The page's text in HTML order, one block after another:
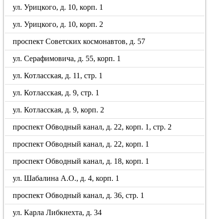
ул. Урицкого, д. 10, корп. 1
ул. Урицкого, д. 10, корп. 2
проспект Советских космонавтов, д. 57
ул. Серафимовича, д. 55, корп. 1
ул. Котласская, д. 11, стр. 1
ул. Котласская, д. 9, стр. 1
ул. Котласская, д. 9, корп. 2
проспект Обводный канал, д. 22, корп. 1, стр. 2
проспект Обводный канал, д. 22, корп. 1
проспект Обводный канал, д. 18, корп. 1
ул. Шабалина А.О., д. 4, корп. 1
проспект Обводный канал, д. 36, стр. 1
ул. Карла Либкнехта, д. 34